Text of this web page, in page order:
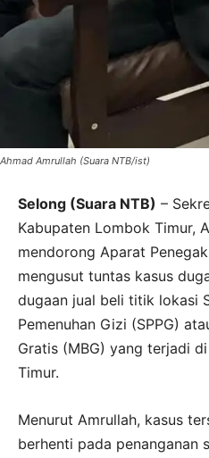
Ahmad Amrullah (Suara NTB/ist)
Selong (Suara NTB) –
Kabupaten Lombok Timur,
mendorong Aparat
mengusut tuntas kasus
dugaan jual beli titik lokasi
Pemenuhan Gizi (SPPG)
Gratis (MBG) yang terjadi
Timur.
Menurut Amrullah, kasus
berhenti pada penanganan